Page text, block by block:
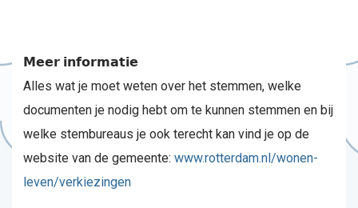
𝗠𝗲𝗲𝗿 𝗶𝗻𝗳𝗼𝗿𝗺𝗮𝘁𝗶𝗲
Alles wat je moet weten over het stemmen, welke
documenten je nodig hebt om te kunnen stemmen en bij
welke stembureaus je ook terecht kan vind je op de
website van de gemeente: www.rotterdam.nl/wonen-
leven/verkiezingen